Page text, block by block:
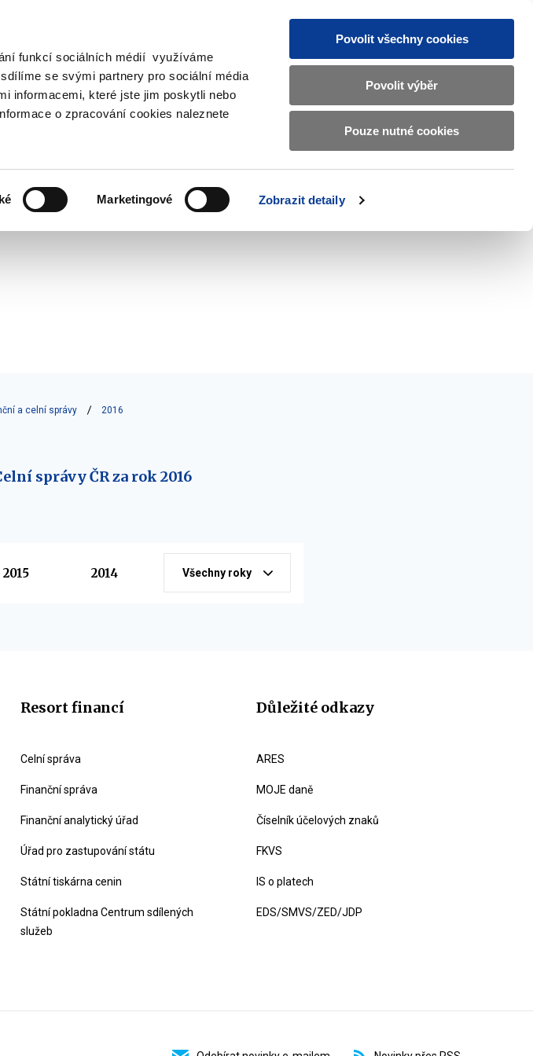
funkcí sociálních médií využíváme
se svými partnery pro sociální média
informacemi, které jste jim poskytli nebo
o zpracování cookies naleznete
Marketingové Zobrazit detaily
Povolit všechny cookies
Povolit výběr
Pouze nutné cookies
Vyhledat
CZ EN
Základní
informace
o
Ministerstvu
financí
submenu
účetnictví
submenu
EU
submenu
a celní správy 2016
správy ČR za rok 2016
2015 2014 Všechny roky
Resort financí
Celní správa
Finanční správa
Finanční analytický úřad
Úřad pro zastupování státu
Státní tiskárna cenin
Státní pokladna Centrum sdílených
služeb
Důležité odkazy
ARES
MOJE daně
Číselník účelových znaků
FKVS
IS o platech
EDS/SMVS/ZED/JDP